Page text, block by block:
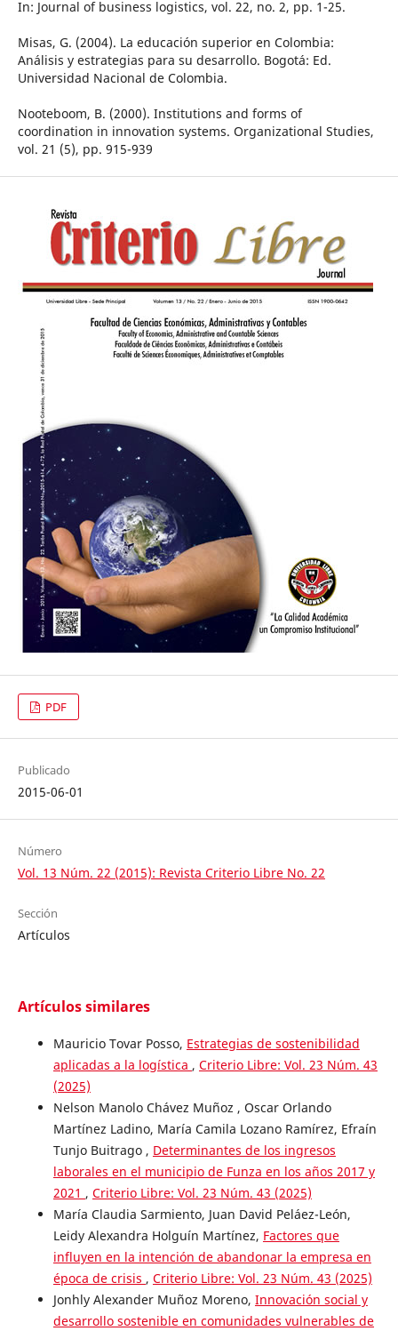
In: Journal of business logistics, vol. 22, no. 2, pp. 1-25.
Misas, G. (2004). La educación superior en Colombia:
Análisis y estrategias para su desarrollo. Bogotá: Ed.
Universidad Nacional de Colombia.
Nooteboom, B. (2000). Institutions and forms of
coordination in innovation systems. Organizational Studies,
vol. 21 (5), pp. 915-939
PDF
Publicado
2015-06-01
Número
Vol. 13 Núm. 22 (2015): Revista Criterio Libre No. 22
Sección
Artículos
Artículos similares
Mauricio Tovar Posso, Estrategias de sostenibilidad
aplicadas a la logística , Criterio Libre: Vol. 23 Núm. 43
(2025)
Nelson Manolo Chávez Muñoz , Oscar Orlando
Martínez Ladino, María Camila Lozano Ramírez, Efraín
Tunjo Buitrago , Determinantes de los ingresos
laborales en el municipio de Funza en los años 2017 y
2021 , Criterio Libre: Vol. 23 Núm. 43 (2025)
María Claudia Sarmiento, Juan David Peláez-León,
Leidy Alexandra Holguín Martínez, Factores que
influyen en la intención de abandonar la empresa en
época de crisis , Criterio Libre: Vol. 23 Núm. 43 (2025)
Jonhly Alexander Muñoz Moreno, Innovación social y
desarrollo sostenible en comunidades vulnerables de